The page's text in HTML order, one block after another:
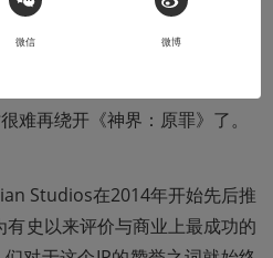
难再绕开《神界：原罪》了。
Studios在2014年开始先后推
史以来评价与商业上最成功的
微信 微博